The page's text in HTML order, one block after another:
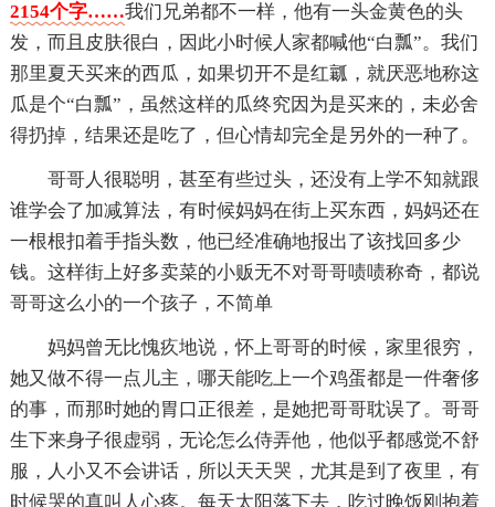
2154个字……我们兄弟都不一样，他有一头金黄色的头
发，而且皮肤很白，因此小时候人家都喊他“白瓢”。我们
那里夏天买来的西瓜，如果切开不是红瓤，就厌恶地称这
瓜是个“白瓢”，虽然这样的瓜终究因为是买来的，未必舍
得扔掉，结果还是吃了，但心情却完全是另外的一种了。
哥哥人很聪明，甚至有些过头，还没有上学不知就跟
谁学会了加减算法，有时候妈妈在街上买东西，妈妈还在
一根根扣着手指头数，他已经准确地报出了该找回多少
钱。这样街上好多卖菜的小贩无不对哥哥啧啧称奇，都说
哥哥这么小的一个孩子，不简单
妈妈曾无比愧疚地说，怀上哥哥的时候，家里很穷，
她又做不得一点儿主，哪天能吃上一个鸡蛋都是一件奢侈
的事，而那时她的胃口正很差，是她把哥哥耽误了。哥哥
生下来身子很虚弱，无论怎么侍弄他，他似乎都感觉不舒
服，人小又不会讲话，所以天天哭，尤其是到了夜里，有
时候哭的真叫人心疼。每天太阳落下去，吃过晚饭刚抱着